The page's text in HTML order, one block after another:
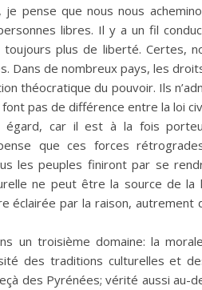
je pense que nous nous
libres. Il y a un fil
toujours plus de liberté. Certes,
Dans de nombreux pays, les
théocratique du pouvoir. Ils
pas de différence entre la loi
égard, car il est à la fois
que ces forces
les peuples finiront par se
ne peut être la source de
éclairée par la raison,
un troisième domaine: la
des traditions culturelles et
des Pyrénées; vérité aussi au-